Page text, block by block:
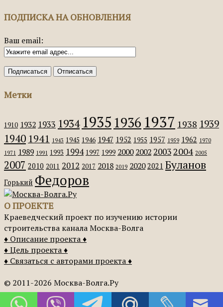
ПОДПИСКА НА ОБНОВЛЕНИЯ
Ваш email:
Метки
1910 1932 1933 1934 1935 1936 1937 1938 1939
1940 1941 1943 1945 1946 1947 1952 1955 1957 1959 1962 1970
1971 1989 1991 1993 1994 1997 1999 2000 2002 20032004 2005
2007 2010 2011 2012 2017 2018 2019 2020 2021 Буланов
Горький Федоров
О ПРОЕКТЕ
Краеведческий проект по изучению истории
строительства канала Москва-Волга
♦ Описание проекта ♦
♦ Цель проекта ♦
♦ Связаться с авторами проекта ♦
© 2011-2026 Москва-Волга.Ру